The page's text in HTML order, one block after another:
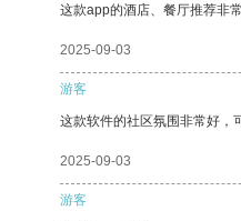
这款app的酒店、餐厅推荐非
2025-09-03
游客
这款软件的社区氛围非常好，
2025-09-03
游客